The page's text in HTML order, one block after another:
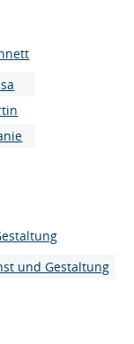
und Gestaltung